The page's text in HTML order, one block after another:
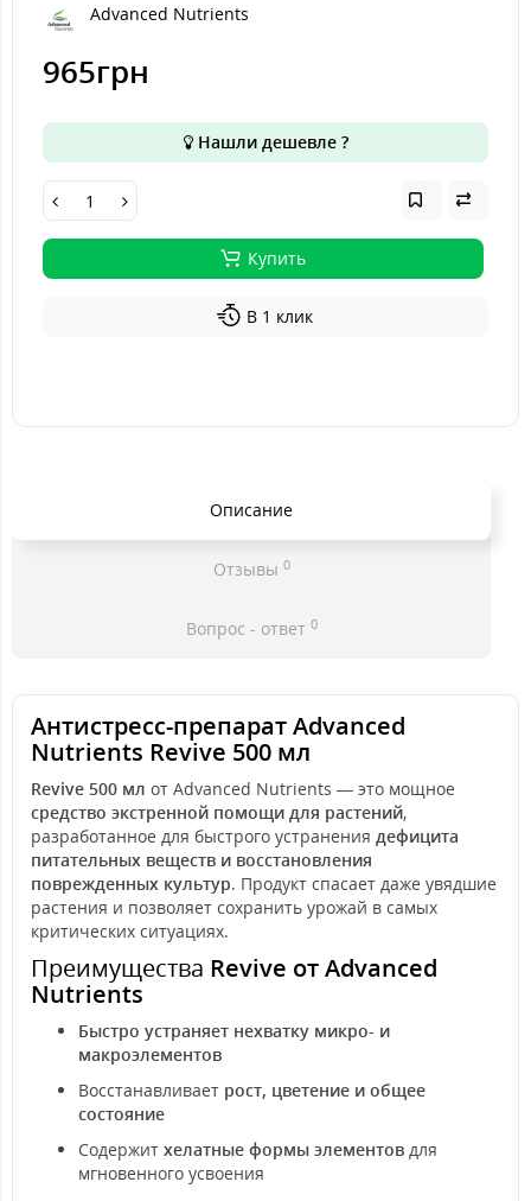
Advanced Nutrients
965грн
Нашли дешевле ?
Купить
В 1 клик
Описание
Отзывы 0
Вопрос - ответ 0
Антистресс-препарат Advanced
Nutrients Revive 500 мл
Revive 500 мл от Advanced Nutrients — это мощное
средство экстренной помощи для растений,
разработанное для быстрого устранения дефицита
питательных веществ и восстановления
поврежденных культур. Продукт спасает даже увядшие
растения и позволяет сохранить урожай в самых
критических ситуациях.
Преимущества Revive от Advanced
Nutrients
Быстро устраняет нехватку микро- и
макроэлементов
Восстанавливает рост, цветение и общее
состояние
Содержит хелатные формы элементов для
мгновенного усвоения